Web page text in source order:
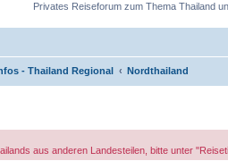
Privates Reiseforum zum Thema Thailand
- Thailand Regional Nordthailand
aus anderen Landesteilen, bitte unter